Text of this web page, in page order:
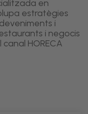
en
estratègies
i
i negocis
HORECA